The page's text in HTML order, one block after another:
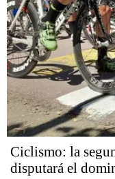
Ciclismo: la
disputará el